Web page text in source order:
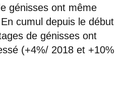
génisses ont même
cumul depuis le début
de génisses ont
(+4%/ 2018 et +10%